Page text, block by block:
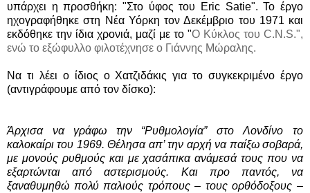
υπάρχει η προσθήκη: "Στο ύφος του Eric Satie". Το έργο
ηχογραφήθηκε στη Νέα Υόρκη τον Δεκέμβριο του 1971 και
εκδόθηκε την ίδια χρονιά, μαζί με το "Ο Κύκλος του C.N.S.",
ενώ το εξώφυλλο φιλοτέχνησε ο Γιάννης Μώραλης.
Να τι λέει ο ίδιος ο Χατζιδάκις για το συγκεκριμένο έργο
(αντιγράφουμε από τον δίσκο):
Άρχισα να γράφω την “Ρυθμολογία” στο Λονδίνο το
καλοκαίρι του 1969. Θέλησα απ’ την αρχή να παίξω σοβαρά,
με μονούς ρυθμούς και με χασάπικα ανάμεσά τους που να
εξαρτώνται από αστερισμούς. Και προ παντός, να
ξαναθυμηθώ πολύ παλιούς τρόπους – τους ορθόδοξους –